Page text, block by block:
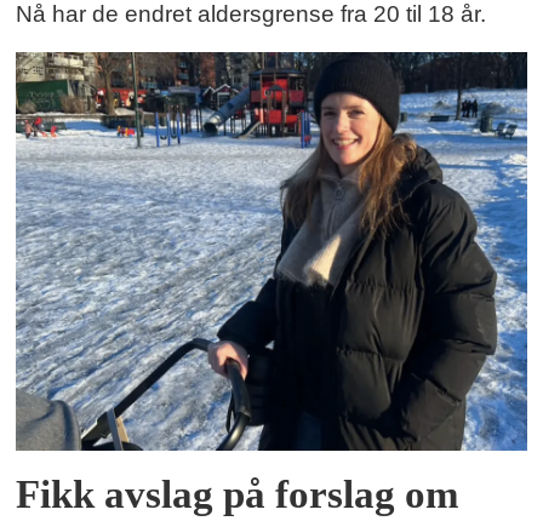
Nå har de endret aldersgrense fra 20 til 18 år.
Fikk avslag på forslag om